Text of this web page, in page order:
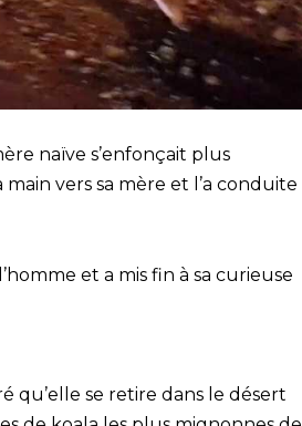
naïve s’enfonçait plus
vers sa mère et l’a conduite
et a mis fin à sa curieuse
qu’elle se retire dans le désert